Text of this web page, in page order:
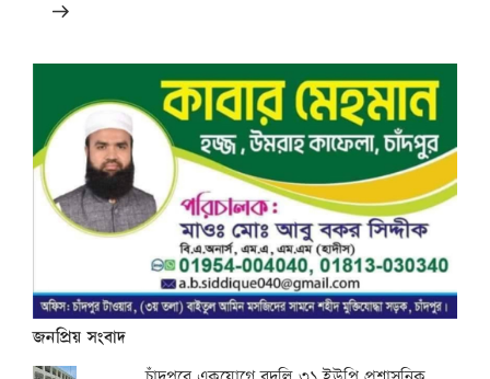
জনপ্রিয় সংবাদ